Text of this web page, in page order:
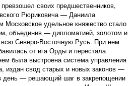
своих предшественников,
Рюриковича — Даниила
Московское удельное княжество стало
объединив — дипломатией, золотом и
Северо-Восточную Русь. При нем
от ига Орды и перестала
была выстроена система управления
издан свод старых и новых законов —
день — решающий шаг в закрепощении